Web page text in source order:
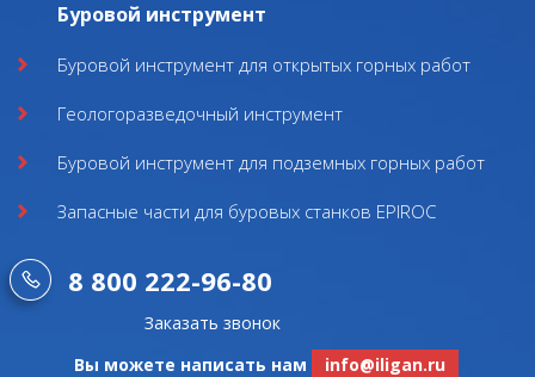
Буровой инструмент
Буровой инструмент для открытых горных работ
Геологоразведочный инструмент
Буровой инструмент для подземных горных работ
Запасные части для буровых станков EPIROC
8 800 222-96-80
Заказать звонок
Вы можете написать нам
info@iligan.ru